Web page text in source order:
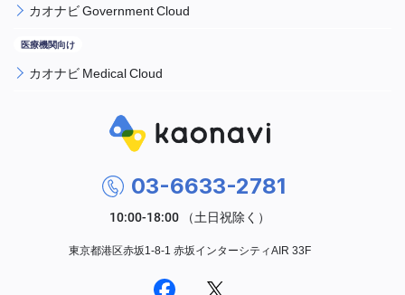
カオナビ Government Cloud
カオナビ Medical Cloud
03-6633-2781
東京都港区赤坂1-8-1 赤坂インターシティAIR 33F